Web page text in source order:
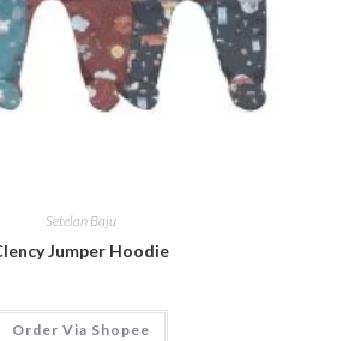
Setelan Baju
Jumper Hoodie
Order Via Shopee